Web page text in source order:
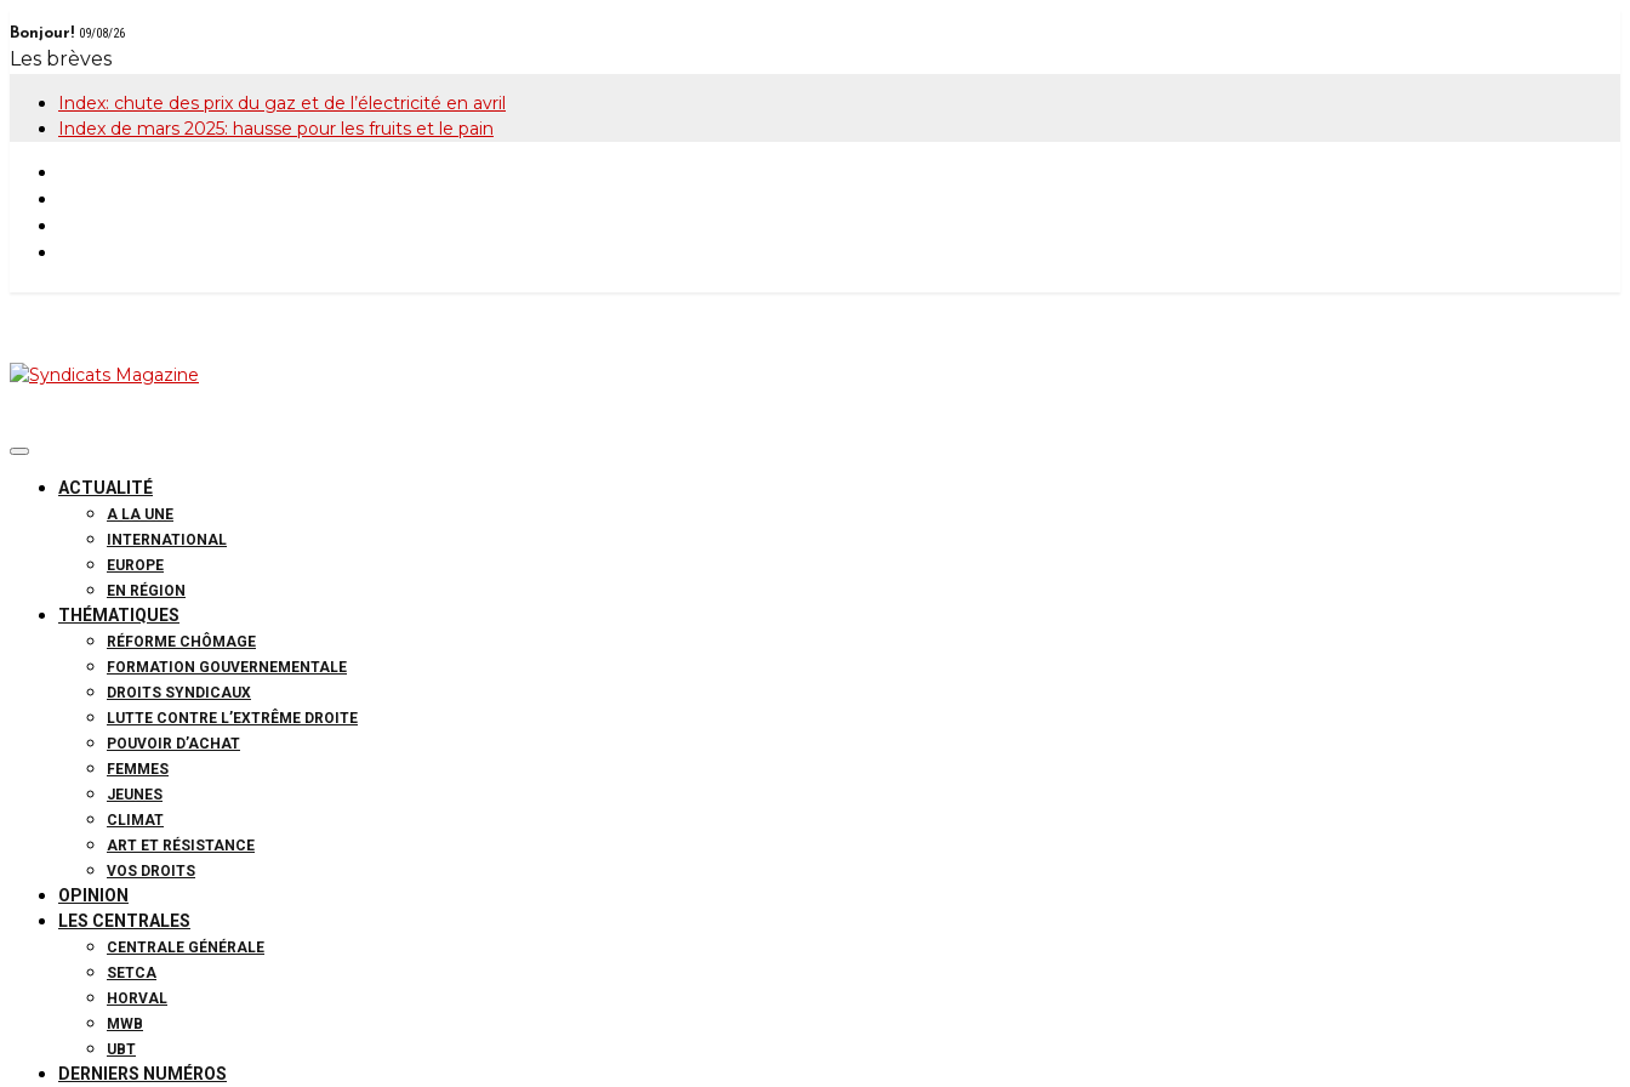
Skip
to
content
Bonjour! 09/08/26
Les brèves
Index: chute des prix du gaz et de l’électricité en avril
Index de mars 2025: hausse pour les fruits et le pain
ACTUALITÉ
A LA UNE
INTERNATIONAL
EUROPE
EN RÉGION
THÉMATIQUES
RÉFORME CHÔMAGE
FORMATION GOUVERNEMENTALE
DROITS SYNDICAUX
LUTTE CONTRE L’EXTRÊME DROITE
POUVOIR D’ACHAT
FEMMES
JEUNES
CLIMAT
ART ET RÉSISTANCE
VOS DROITS
OPINION
LES CENTRALES
CENTRALE GÉNÉRALE
SETCA
HORVAL
MWB
UBT
DERNIERS NUMÉROS